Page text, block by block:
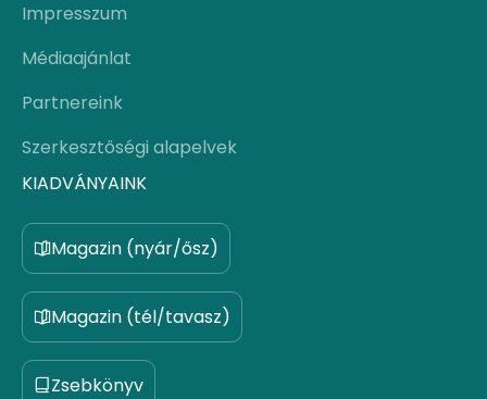
Impresszum
Médiaajánlat
Partnereink
Szerkesztőségi alapelvek
KIADVÁNYAINK
Magazin (nyár/ősz)
Magazin (tél/tavasz)
Zsebkönyv